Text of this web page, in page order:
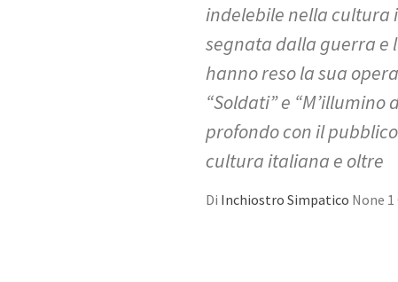
indelebile nella cultura
segnata dalla guerra e
hanno reso la sua
“Soldati” e
profondo con il
cultura italiana e oltre
Di Inchiostro Simpatico None